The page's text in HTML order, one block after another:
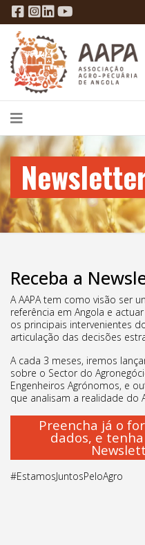
Receba a
A AAPA tem como visão ser
referência em Angola e
os principais intervenientes
articulação das decisões
A cada 3 meses, iremos
sobre o Sector do
Engenheiros Agrónomos, e
que analisam a realidade do
Preencha já o
dados, e
#EstamosJuntosPeloAgro